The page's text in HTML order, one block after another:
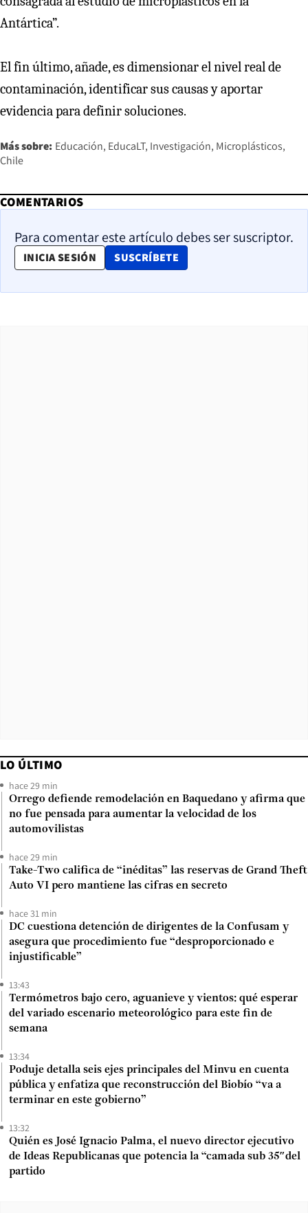
Antártica”.
El fin último, añade, es dimensionar el nivel real de
contaminación, identificar sus causas y aportar
evidencia para definir soluciones.
Más sobre: Educación EducaLT Investigación Microplásticos
Chile
COMENTARIOS
Para comentar este artículo debes ser suscriptor.
INICIA SESIÓN SUSCRÍBETE
OPENS IN NEW WINDOW
LO ÚLTIMO
hace 29 min
Orrego defiende remodelación en Baquedano y afirma que
no fue pensada para aumentar la velocidad de los
automovilistas
hace 29 min
Take-Two califica de “inéditas” las reservas de Grand Theft
Auto VI pero mantiene las cifras en secreto
hace 31 min
DC cuestiona detención de dirigentes de la Confusam y
asegura que procedimiento fue “desproporcionado e
injustificable”
13:43
Termómetros bajo cero, aguanieve y vientos: qué esperar
del variado escenario meteorológico para este fin de
semana
13:34
Poduje detalla seis ejes principales del Minvu en cuenta
pública y enfatiza que reconstrucción del Biobío “va a
terminar en este gobierno”
13:32
Quién es José Ignacio Palma, el nuevo director ejecutivo
de Ideas Republicanas que potencia la “camada sub 35″del
partido